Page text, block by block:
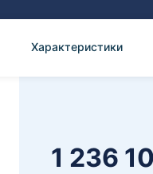
Характеристики
1 236